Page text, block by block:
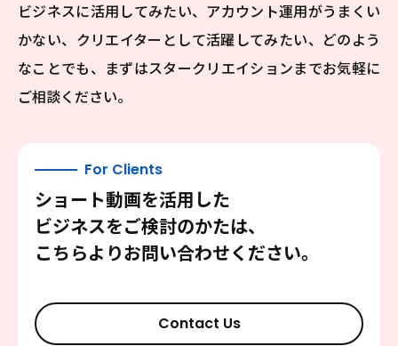
ビジネスに活用してみたい、アカウント運用がうまくい
かない、クリエイターとして活躍してみたい、 どのよう
なことでも、まずはスタークリエイションまでお気軽に
ご相談ください。
For Clients
ショート動画を活用した
ビジネスをご検討のかたは、
こちらよりお問い合わせください。
Contact Us